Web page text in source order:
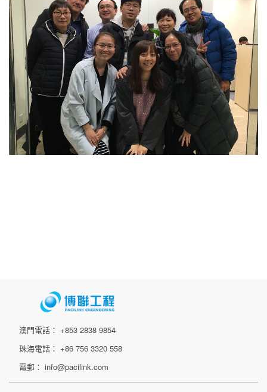
澳門電話： +853 2838 9854
珠海電話： +86 756 3320 558
電郵： info@pacilink.com